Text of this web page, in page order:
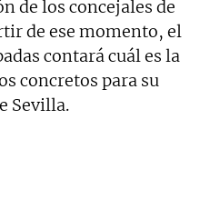
de los concejales de
de ese momento, el
contará cuál es la
concretos para su
Sevilla.